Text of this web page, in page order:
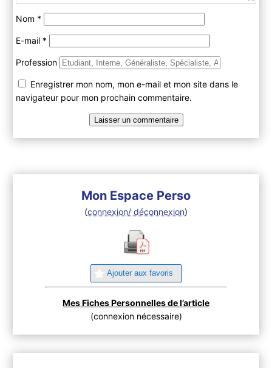
Nom *
E-mail *
Profession
Enregistrer mon nom, mon e-mail et mon site dans le
navigateur pour mon prochain commentaire.
Mon Espace Perso
(connexion/ déconnexion)
Ajouter aux favoris
Mes Fiches Personnelles de l’article
(connexion nécessaire)